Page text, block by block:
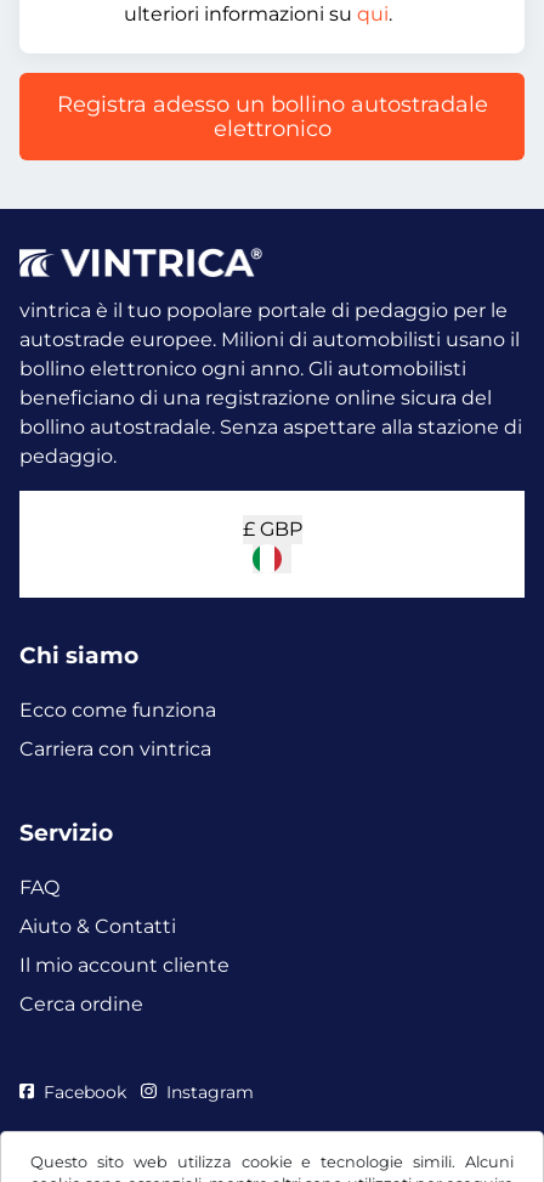
Questo sito web utilizza cookie e tecnologie simili. Alcuni
ulteriori informazioni su qui.
Registra adesso un bollino autostradale
elettronico
vintrica è il tuo popolare portale di pedaggio per le
autostrade europee. Milioni di automobilisti usano il
bollino elettronico ogni anno. Gli automobilisti
beneficiano di una registrazione online sicura del
bollino autostradale. Senza aspettare alla stazione di
pedaggio.
£ GBP
Chi siamo
Ecco come funziona
Carriera con vintrica
Servizio
FAQ
Aiuto & Contatti
Il mio account cliente
Cerca ordine
Facebook Instagram